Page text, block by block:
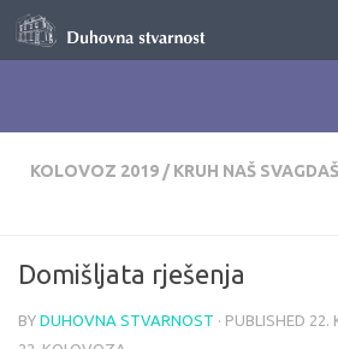
Skip to content
KOLOVOZ 2019 / KRUH NAŠ
Domišljata rješenja
BY DUHOVNA STVARNOST · PUBLISHED 22.